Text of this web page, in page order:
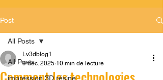
Post
All Posts
impression 3D résine.
All Posts
Lv3dblog1
9 déc. 2025 10 min de lecture